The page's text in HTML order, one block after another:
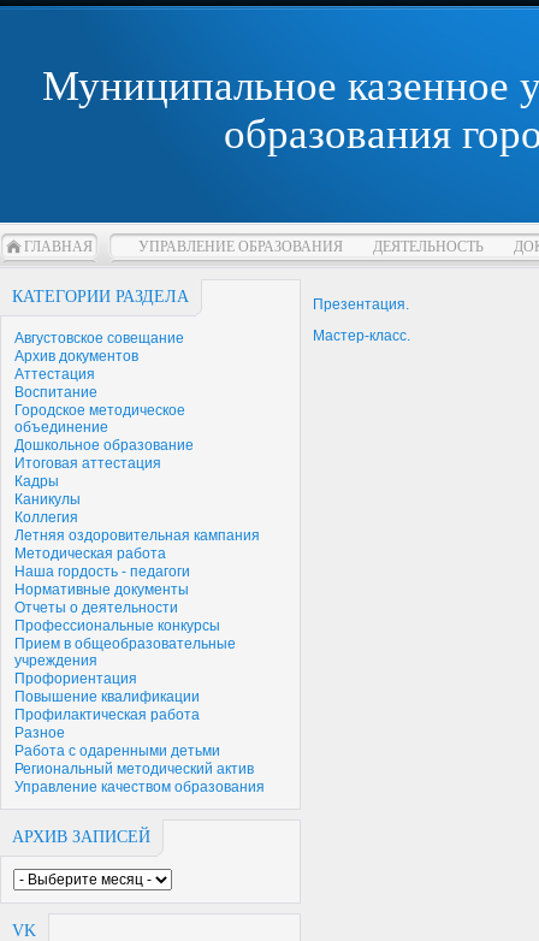
Муниципальное казенное
образования
ГЛАВНАЯ УПРАВЛЕНИЕ ОБРАЗОВАНИЯ ДЕЯТЕЛЬНОСТЬ
КАТЕГОРИИ РАЗДЕЛА
Августовское совещание
Архив документов
Аттестация
Воспитание
Городское методическое
объединение
Дошкольное образование
Итоговая аттестация
Кадры
Каникулы
Коллегия
Летняя оздоровительная кампания
Методическая работа
Наша гордость - педагоги
Нормативные документы
Отчеты о деятельности
Профессиональные конкурсы
Прием в общеобразовательные
учреждения
Профориентация
Повышение квалификации
Профилактическая работа
Разное
Работа с одаренными детьми
Региональный методический актив
Управление качеством образования
АРХИВ ЗАПИСЕЙ
VK
Презентация.
Мастер-класс.